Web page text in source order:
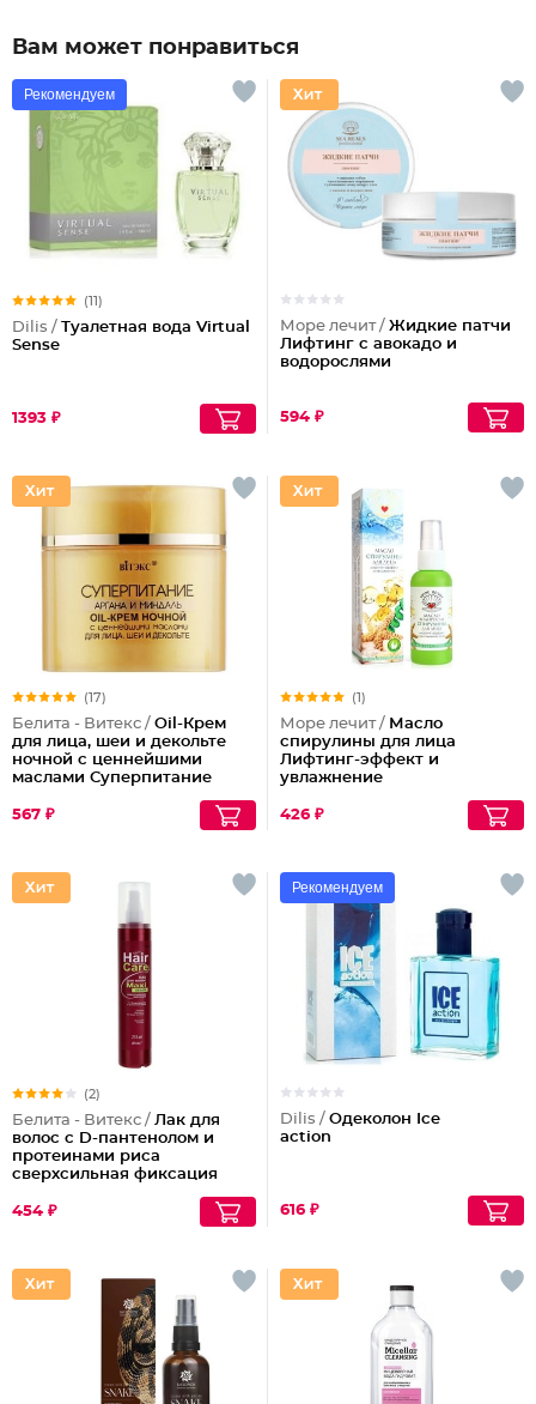
Вам может понравиться
Рекомендуем
(11)
Dilis / Туалетная вода Virtual
Sense
1393 ₽
Море лечит / Жидкие патчи
Лифтинг с авокадо и
водорослями
594 ₽
(17)
Белита - Витекс / Oil-Крем
для лица, шеи и декольте
ночной с ценнейшими
маслами Суперпитание
567 ₽
(1)
Море лечит / Масло
спирулины для лица
Лифтинг-эффект и
увлажнение
426 ₽
(2)
Белита - Витекс / Лак для
волос с D-пантенолом и
протеинами риса
сверхсильная фиксация
454 ₽
Рекомендуем
Dilis / Одеколон Ice
action
616 ₽